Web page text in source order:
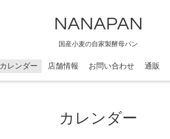
NANAPAN
国産小麦の自家製酵母パン
カレンダー 店舗情報 お問い合わせ 通販
カレンダー